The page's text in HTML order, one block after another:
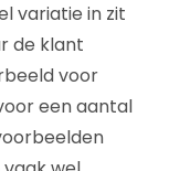
variatie in zit
de klant
voor
een aantal